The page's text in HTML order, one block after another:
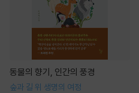
동물의 향기, 인간의 풍경
숲과 길 위 생명의 여정